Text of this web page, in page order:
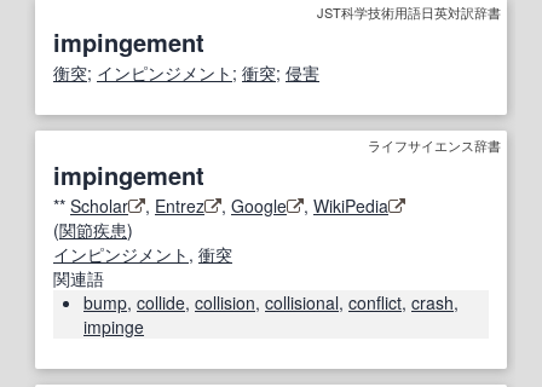
JST科学技術用語日英対訳辞書
impingement
衡突; インピンジメント ; 衝突; 侵害
ライフサイエンス辞書
impingement
** Scholar , Entrez , Google , WikiPedia
(関節疾患)
インピンジメント , 衝突
関連語
bump, collide, collision, collisional, conflict, crash,
impinge